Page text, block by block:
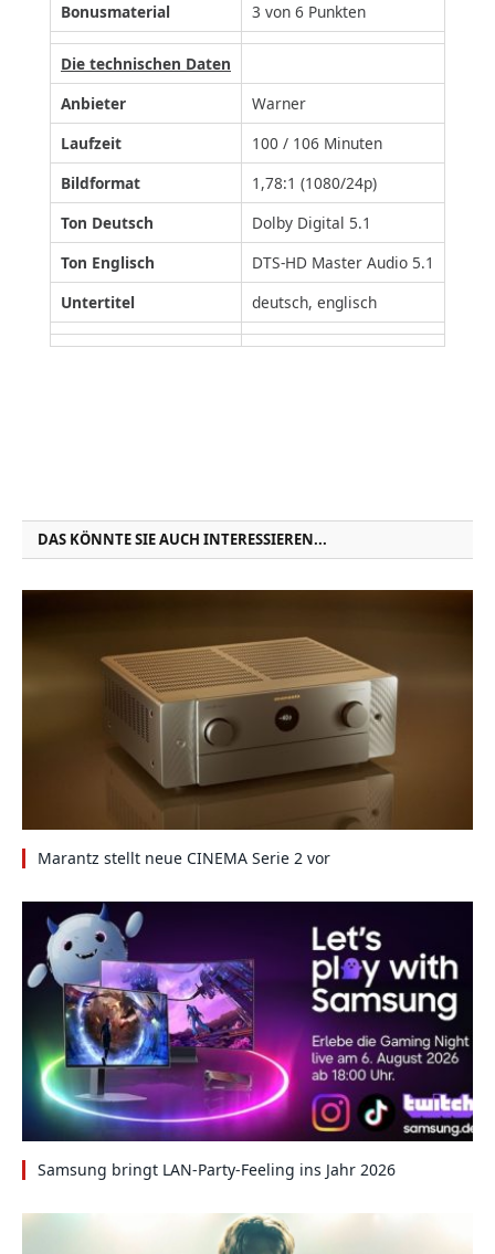
Bonusmaterial
3 von 6 Punkten
Die technischen Daten
Anbieter
Warner
Laufzeit
100 / 106 Minuten
Bildformat
1,78:1 (1080/24p)
Ton Deutsch
Dolby Digital 5.1
Ton Englisch
DTS-HD Master Audio 5.1
Untertitel
deutsch, englisch
DAS KÖNNTE SIE AUCH INTERESSIEREN...
Marantz stellt neue CINEMA Serie 2 vor
Samsung bringt LAN-Party-Feeling ins Jahr 2026